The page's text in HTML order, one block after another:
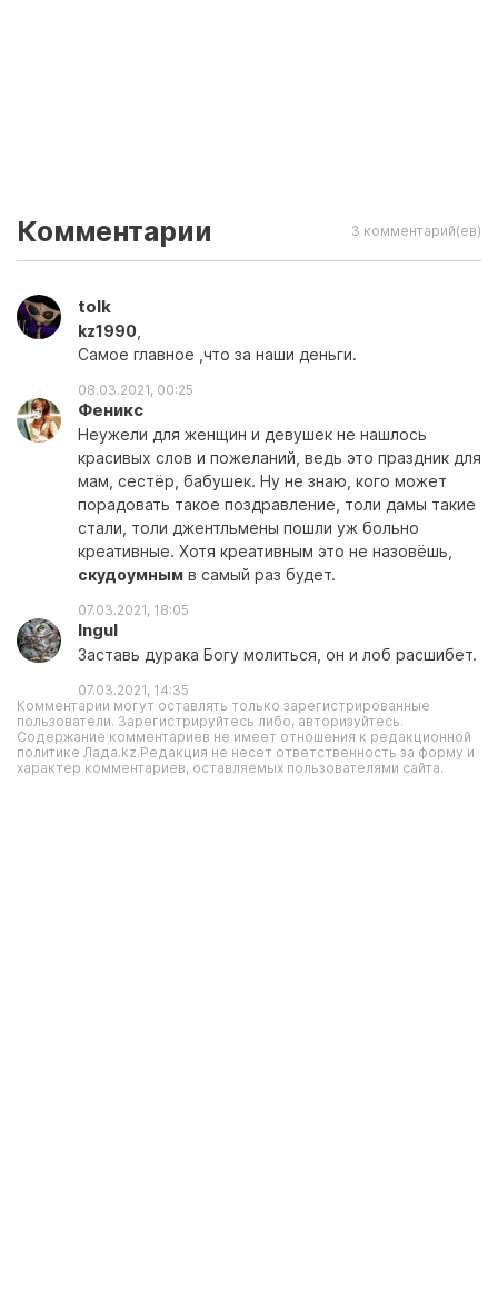
Комментарии 3 комментарий(ев)
tolk
kz1990
Самое главное ,что за наши деньги.
08.03.2021, 00:25
Феникс
Неужели для женщин и девушек не нашлось
красивых слов и пожеланий, ведь это праздник для
мам, сестёр, бабушек. Ну не знаю, кого может
порадовать такое поздравление, толи дамы такие
стали, толи джентльмены пошли уж больно
креативные. Хотя креативным это не назовёшь,
скудоумным в самый раз будет.
07.03.2021, 18:05
Ingul
Заставь дурака Богу молиться, он и лоб расшибет.
07.03.2021, 14:35
Комментарии могут оставлять только зарегистрированные
пользователи. Зарегистрируйтесь либо, авторизуйтесь.
Содержание комментариев не имеет отношения к редакционной
политике Лада.kz.Редакция не несет ответственность за форму и
характер комментариев, оставляемых пользователями сайта.